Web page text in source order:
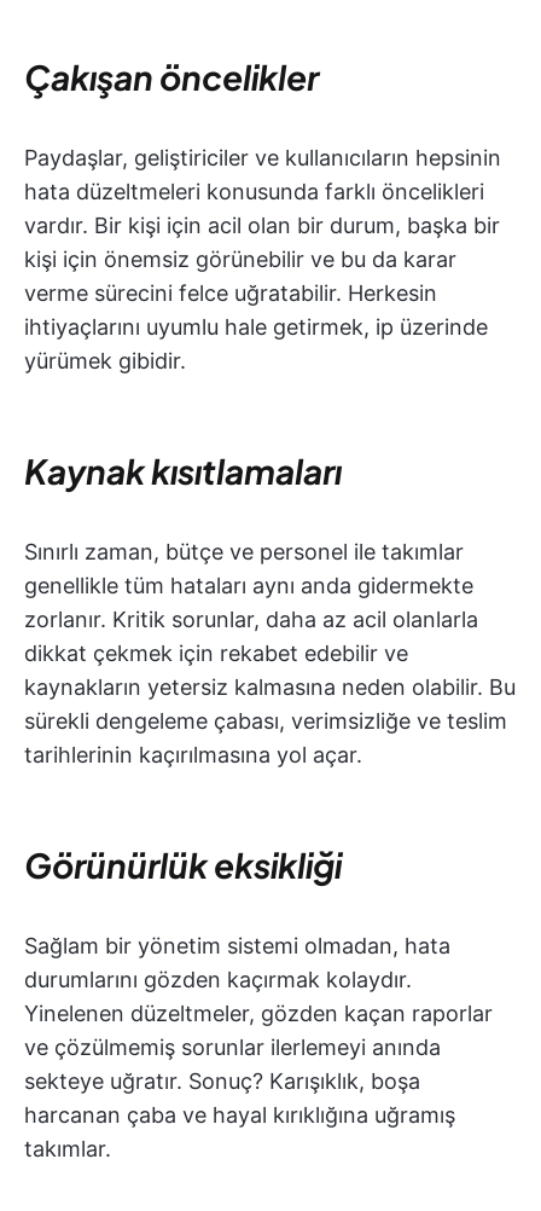
Çakışan öncelikler
Paydaşlar, geliştiriciler ve kullanıcıların hepsinin
hata düzeltmeleri konusunda farklı öncelikleri
vardır. Bir kişi için acil olan bir durum, başka bir
kişi için önemsiz görünebilir ve bu da karar
verme sürecini felce uğratabilir. Herkesin
ihtiyaçlarını uyumlu hale getirmek, ip üzerinde
yürümek gibidir.
Kaynak kısıtlamaları
Sınırlı zaman, bütçe ve personel ile takımlar
genellikle tüm hataları aynı anda gidermekte
zorlanır. Kritik sorunlar, daha az acil olanlarla
dikkat çekmek için rekabet edebilir ve
kaynakların yetersiz kalmasına neden olabilir. Bu
sürekli dengeleme çabası, verimsizliğe ve teslim
tarihlerinin kaçırılmasına yol açar.
Görünürlük eksikliği
Sağlam bir yönetim sistemi olmadan, hata
durumlarını gözden kaçırmak kolaydır.
Yinelenen düzeltmeler, gözden kaçan raporlar
ve çözülmemiş sorunlar ilerlemeyi anında
sekteye uğratır. Sonuç? Karışıklık, boşa
harcanan çaba ve hayal kırıklığına uğramış
takımlar.